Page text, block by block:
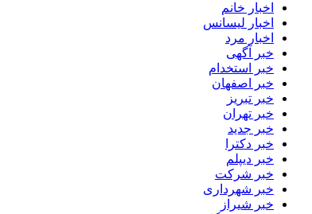
اخبار خانم
اخبار لیسانس
اخبار مرد
خبر آگهی
خبر استخدام
خبر اصفهان
خبر تبریز
خبر تهران
خبر جدید
خبر دکترا
خبر دیپلم
خبر شرکت
خبر شهرداری
خبر شیراز